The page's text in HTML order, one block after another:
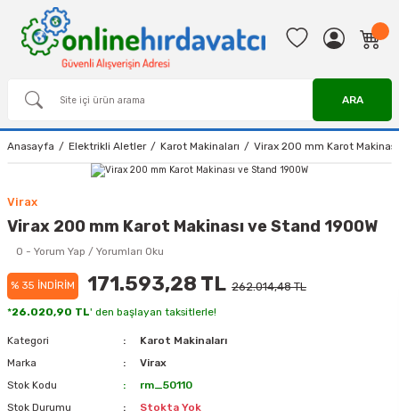
ARA
Anasayfa Elektrikli Aletler Karot Makinaları Virax 200 mm Karot
Virax
Virax 200 mm Karot Makinası ve Stand 1900W
0 - Yorum Yap / Yorumları Oku
% 35 İNDİRİM 171.593,28 TL 262.014,48 TL
*26.020,90 TL' den başlayan taksitlerle!
Kategori
Karot Makinaları
Marka
Virax
Stok Kodu
rm_50110
Stok Durumu
Stokta Yok